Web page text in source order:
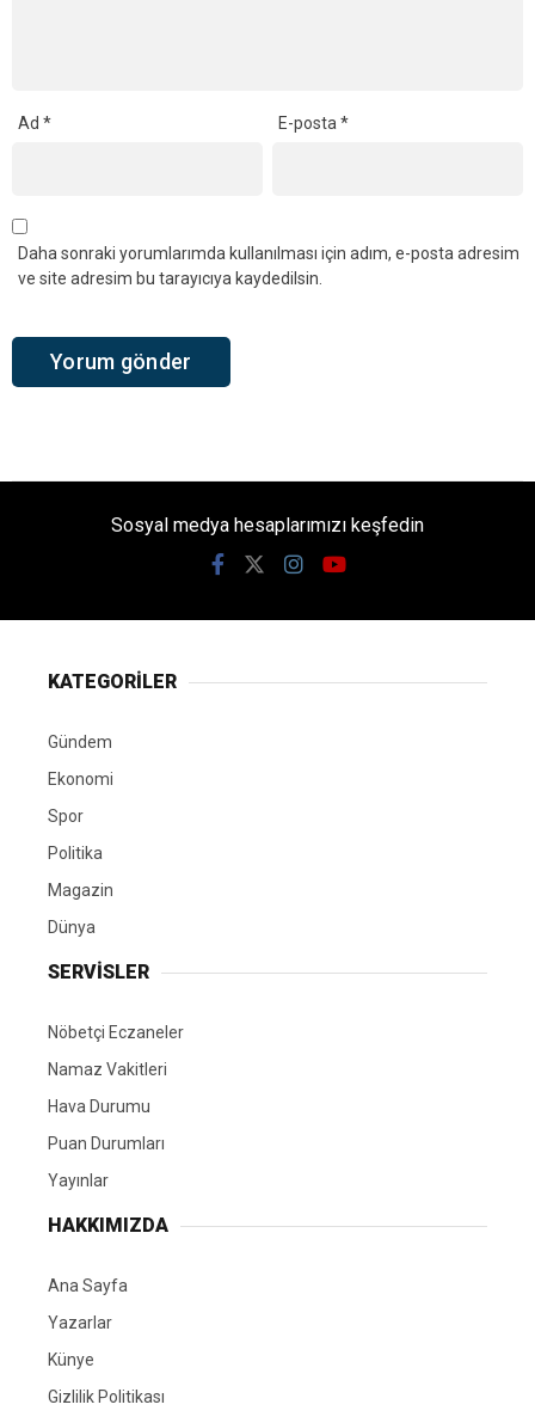
Ad * E-posta*
Daha sonraki yorumlarımda kullanılması için adım, e-posta adresim
ve site adresim bu tarayıcıya kaydedilsin.
Sosyal medya hesaplarımızı keşfedin
KATEGORİLER
Gündem
Ekonomi
Spor
Politika
Magazin
Dünya
SERVİSLER
Nöbetçi Eczaneler
Namaz Vakitleri
Hava Durumu
Puan Durumları
Yayınlar
HAKKIMIZDA
Ana Sayfa
Yazarlar
Künye
Gizlilik Politikası